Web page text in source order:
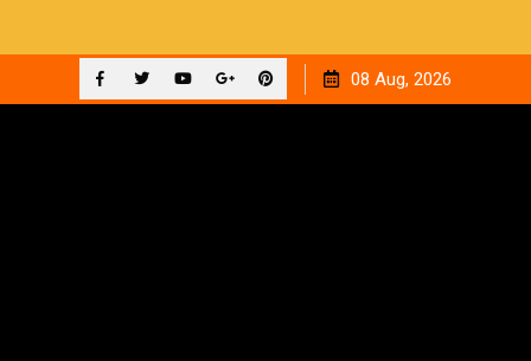
रवि म्यूजिकल ग्रुप की रजत जयंती पर सजेगी संगीतमय शाम ‘घनक’
08 Aug, 2026